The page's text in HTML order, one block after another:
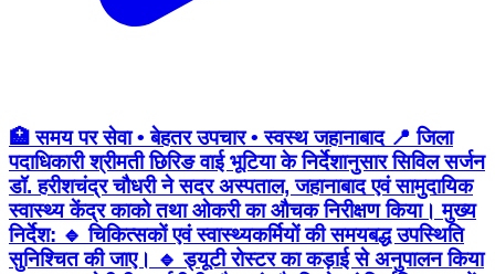
🏥 समय पर सेवा • बेहतर उपचार • स्वस्थ जहानाबाद 📍 जिला
पदाधिकारी श्रीमती छिरिङ वाई भूटिया के निर्देशानुसार सिविल सर्जन
डॉ. हरीशचंद्र चौधरी ने सदर अस्पताल, जहानाबाद एवं सामुदायिक
स्वास्थ्य केंद्र काको तथा ओकरी का औचक निरीक्षण किया। मुख्य
निर्देश: 🔹 चिकित्सकों एवं स्वास्थ्यकर्मियों की समयबद्ध उपस्थिति
सुनिश्चित की जाए। 🔹 ड्यूटी रोस्टर का कड़ाई से अनुपालन किया